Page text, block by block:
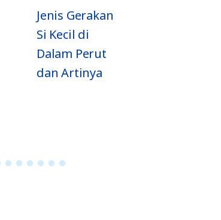
Jadwal si Kecil
Tidur sesuai
Usia
5 6 7 8 9 1